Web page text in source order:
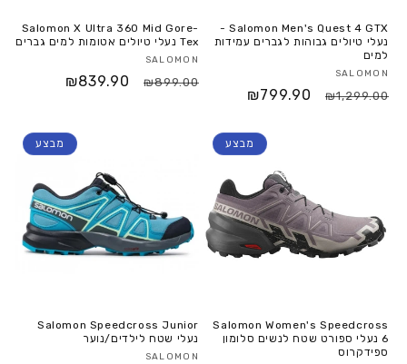
Salomon Men's Quest 4 GTX -
נעלי טיולים גבוהות לגברים עמידות
למים
SALOMON
₪1,299.00
₪799.90
Salomon X Ultra 360 Mid Gore-
Tex נעלי טיולים אטומות למים גברים
SALOMON
₪899.00
₪839.90
מבצע
Salomon Women's Speedcross
6 נעלי ספורט שטח לנשים סלומון
ספידקרוס
מבצע
Salomon Speedcross Junior
נעלי שטח לילדים/נוער
SALOMON